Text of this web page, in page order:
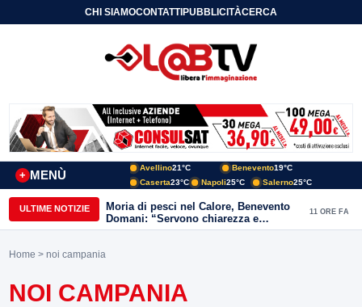
CHI SIAMOCONTATTIPUBBLICITÀCERCA
MENÙ
+
Avellino21°C Benevento19°C
Caserta23°C Napoli25°C Salerno25°C
ULTIME NOTIZIE
Moria di pesci nel Calore, Benevento
Domani: “Servono chiarezza e
approfondimenti sulla gestione
11 ORE FA
Home > noi campania
NOI CAMPANIA